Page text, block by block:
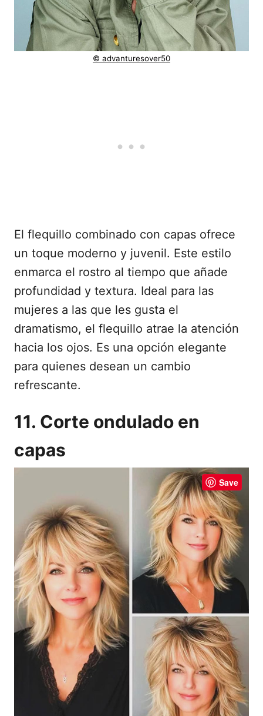
© advanturesover50
El flequillo combinado con capas ofrece
un toque moderno y juvenil. Este estilo
enmarca el rostro al tiempo que añade
profundidad y textura. Ideal para las
mujeres a las que les gusta el
dramatismo, el flequillo atrae la atención
hacia los ojos. Es una opción elegante
para quienes desean un cambio
refrescante.
11. Corte ondulado en
capas
Save